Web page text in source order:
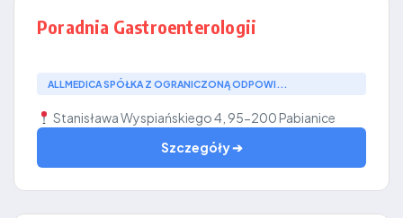
Poradnia Gastroenterologii
ALLMEDICA SPÓŁKA Z OGRANICZONĄ ODPOWI...
Stanisława Wyspiańskiego 4, 95-200 Pabianice
Szczegóły ➔